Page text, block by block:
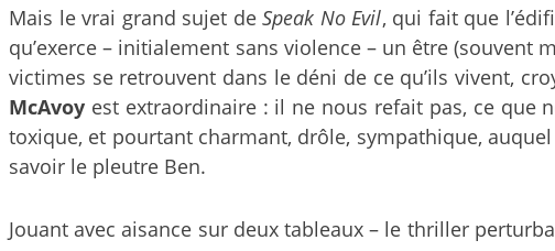
Mais le vrai grand sujet deSpeak No Evil, qui fait que
qu’exerce – initialement sans violence – un être
victimes se retrouvent dans le déni de ce qu’ils vivent,
McAvoy est extraordinaire : il ne nous refait pas, ce que
toxique, et pourtant charmant, drôle, sympathique,
savoir le pleutre Ben.
Jouant avec aisance sur deux tableaux – le thriller